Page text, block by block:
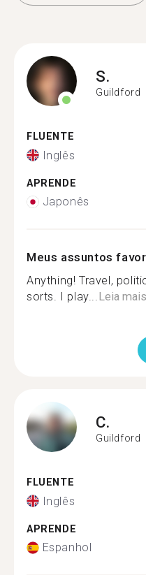
S.
Guildford
FLUENTE
Inglês
APRENDE
Japonês
Meus assuntos
Anything! Travel,
sorts. I play...Leia mais
C.
Guildford
FLUENTE
Inglês
APRENDE
Espanhol